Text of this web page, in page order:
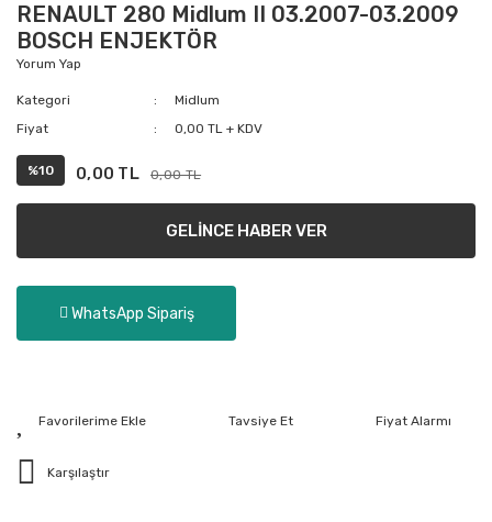
RENAULT 280 Midlum II 03.2007-03.2009
BOSCH ENJEKTÖR
Yorum Yap
Kategori
Midlum
Fiyat
0,00 TL + KDV
%10 0,00 TL 0,00 TL
GELİNCE HABER VER
WhatsApp Sipariş
Tavsiye Et Fiyat Alarmı
Karşılaştır